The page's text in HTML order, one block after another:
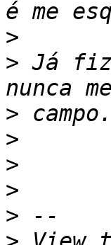
>
> Já fiz
>
>
>
>
>